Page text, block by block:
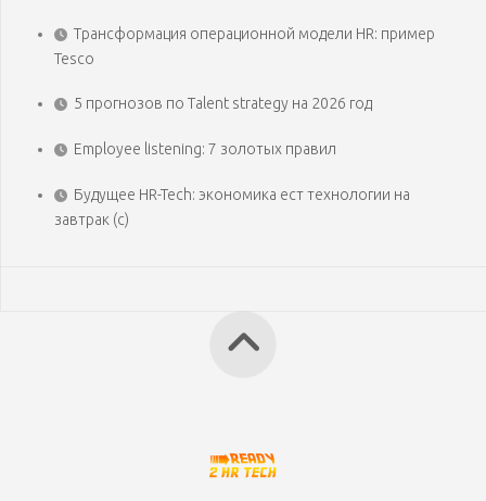
Трансформация операционной модели HR: пример
Tesco
5 прогнозов по Talent strategy на 2026 год
Employee listening: 7 золотых правил
Будущее HR-Tech: экономика ест технологии на
завтрак (с)